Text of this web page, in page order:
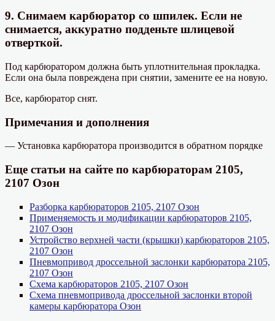
9. Снимаем карбюратор со шпилек. Если не
снимается, аккуратно подденьте шлицевой
отверткой.
Под карбюратором должна быть уплотнительная прокладка.
Если она была повреждена при снятии, замените ее на новую.
Все, карбюратор снят.
Примечания и дополнения
— Установка карбюратора производится в обратном порядке
Еще статьи на сайте по карбюраторам 2105,
2107 Озон
Разборка карбюраторов 2105, 2107 Озон
Применяемость и модификации карбюраторов 2105,
2107 Озон
Устройство верхней части (крышки) карбюраторов 2105,
2107 Озон
Пневмопривод дроссельной заслонки карбюратора 2105,
2107 Озон
Схема карбюраторов 2105, 2107 Озон
Схема пневмопривода дроссельной заслонки второй
камеры карбюратора Озон